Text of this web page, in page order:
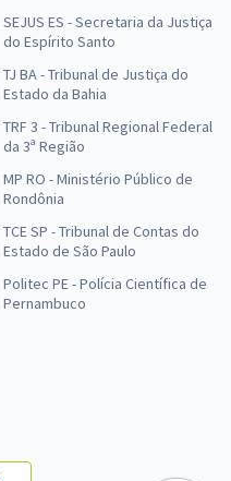
SEJUS ES - Secretaria da Justiça
do Espírito Santo
TJ BA - Tribunal de Justiça do
Estado da Bahia
TRF 3 - Tribunal Regional Federal
da 3ª Região
MP RO - Ministério Público de
Rondônia
TCE SP - Tribunal de Contas do
Estado de São Paulo
Politec PE - Polícia Científica de
Pernambuco